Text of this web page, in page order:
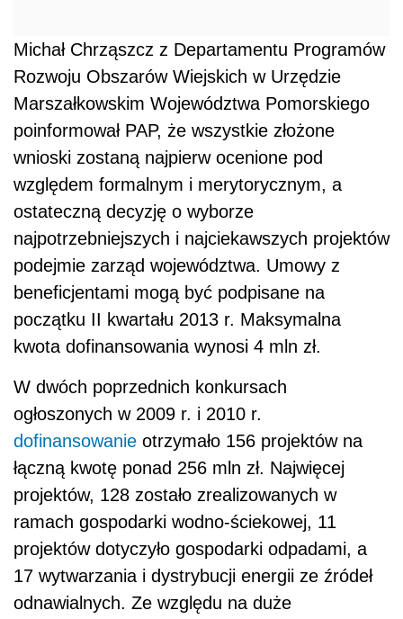
Michał Chrząszcz z Departamentu Programów
Rozwoju Obszarów Wiejskich w Urzędzie
Marszałkowskim Województwa Pomorskiego
poinformował PAP, że wszystkie złożone
wnioski zostaną najpierw ocenione pod
względem formalnym i merytorycznym, a
ostateczną decyzję o wyborze
najpotrzebniejszych i najciekawszych projektów
podejmie zarząd województwa. Umowy z
beneficjentami mogą być podpisane na
początku II kwartału 2013 r. Maksymalna
kwota dofinansowania wynosi 4 mln zł.
W dwóch poprzednich konkursach
ogłoszonych w 2009 r. i 2010 r.
dofinansowanie otrzymało 156 projektów na
łączną kwotę ponad 256 mln zł. Najwięcej
projektów, 128 zostało zrealizowanych w
ramach gospodarki wodno-ściekowej, 11
projektów dotyczyło gospodarki odpadami, a
17 wytwarzania i dystrybucji energii ze źródeł
odnawialnych. Ze względu na duże